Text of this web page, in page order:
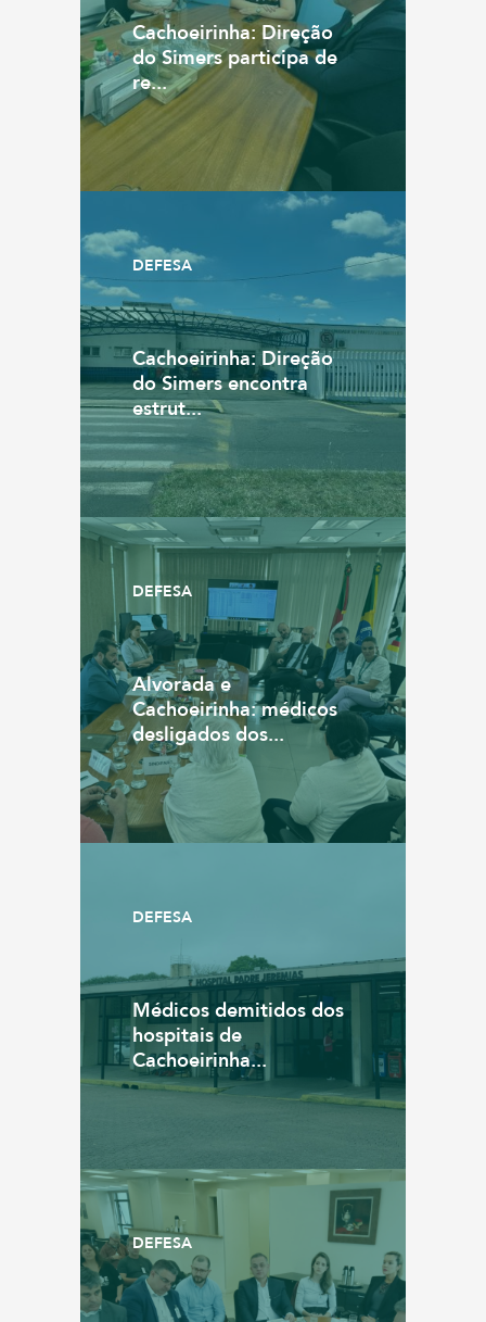
Cachoeirinha: Direção
do Simers participa de
re...
DEFESA
Cachoeirinha: Direção
do Simers encontra
estrut...
DEFESA
Alvorada e
Cachoeirinha: médicos
desligados dos...
DEFESA
Médicos demitidos dos
hospitais de
Cachoeirinha...
DEFESA